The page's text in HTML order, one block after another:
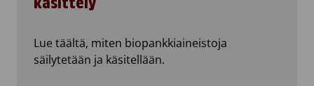
Lue täältä, miten biopankkiaineistoja
säilytetään ja käsitellään.